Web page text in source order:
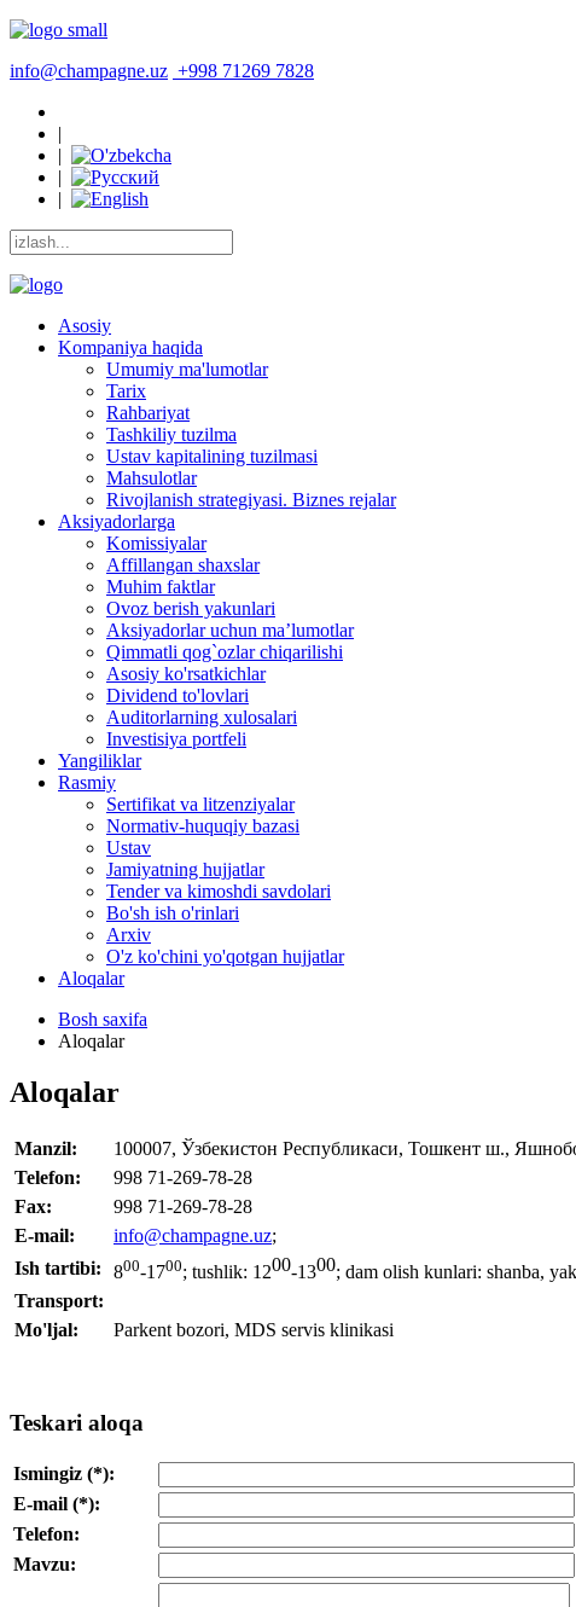
info@champagne.uz +998 71269 7828
|
|
|
|
Asosiy
Kompaniya haqida
Umumiy ma'lumotlar
Tarix
Rahbariyat
Tashkiliy tuzilma
Ustav kapitalining tuzilmasi
Mahsulotlar
Rivojlanish strategiyasi. Biznes rejalar
Aksiyadorlarga
Komissiyalar
Affillangan shaxslar
Muhim faktlar
Ovoz berish yakunlari
Aksiyadorlar uchun ma’lumotlar
Qimmatli qog`ozlar chiqarilishi
Asosiy ko'rsatkichlar
Dividend to'lovlari
Auditorlarning xulosalari
Investisiya portfeli
Yangiliklar
Rasmiy
Sertifikat va litzenziyalar
Normativ-huquqiy bazasi
Ustav
Jamiyatning hujjatlar
Tender va kimoshdi savdolari
Bo'sh ish o'rinlari
Arxiv
O'z ko'chini yo'qotgan hujjatlar
Aloqalar
Bosh saxifa
Aloqalar
Aloqalar
Manzil:
100007, Ўзбекистон Республикаси, Тошкент ш.,
Telefon:
998 71-269-78-28
Fax:
998 71-269-78-28
E-mail:
info@champagne.uz;
Ish tartibi:
800-1700; tushlik: 1200-1300; dam olish kunlari: shanba,
Transport:
Mo'ljal:
Parkent bozori, MDS servis klinikasi
Teskari aloqa
Ismingiz (*):
E-mail (*):
Telefon:
Mavzu: